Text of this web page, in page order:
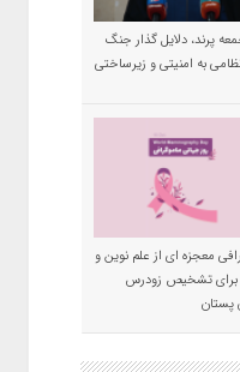
پرند، دلایل گذار جنگ
نظامی به امنیتی و زیرساختی
معجزه ای از علم نوین و
برای تشخیص زودرس
پستان